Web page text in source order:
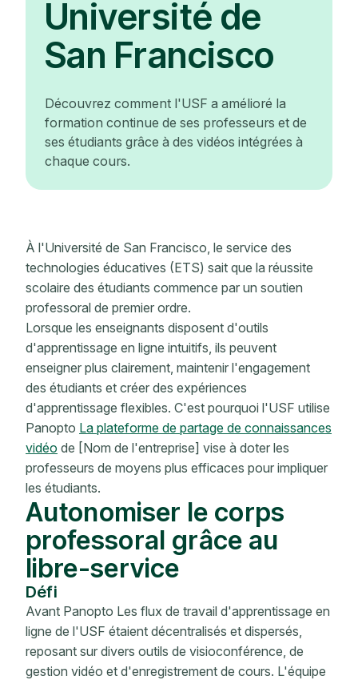
Université de
San Francisco
Découvrez comment l'USF a amélioré la
formation continue de ses professeurs et de
ses étudiants grâce à des vidéos intégrées à
chaque cours.
À l'Université de San Francisco, le service des
technologies éducatives (ETS) sait que la réussite
scolaire des étudiants commence par un soutien
professoral de premier ordre.
Lorsque les enseignants disposent d'outils
d'apprentissage en ligne intuitifs, ils peuvent
enseigner plus clairement, maintenir l'engagement
des étudiants et créer des expériences
d'apprentissage flexibles. C'est pourquoi l'USF utilise
Panopto La plateforme de partage de connaissances
vidéo de [Nom de l'entreprise] vise à doter les
professeurs de moyens plus efficaces pour impliquer
les étudiants.
Autonomiser le corps
professoral grâce au
libre-service
Défi
Avant Panopto Les flux de travail d'apprentissage en
ligne de l'USF étaient décentralisés et dispersés,
reposant sur divers outils de visioconférence, de
gestion vidéo et d'enregistrement de cours. L'équipe